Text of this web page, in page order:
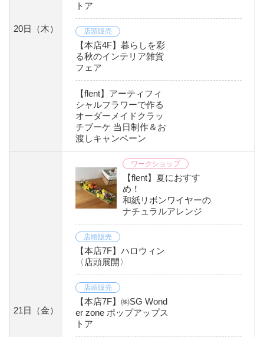
20日 （木）
トア
店頭販売
【本店4F】暮らしを彩
る秋のインテリア雑貨
フェア
【flent】アーティフィ
シャルフラワーで作る
オーダーメイドクラッ
チブーケ 当日制作＆お
渡しキャンペーン
21日 （金）
ワークショップ
【flent】夏におすす
め！
和紙リボンワイヤーの
ナチュラルアレンジ
店頭販売
【本店7F】ハロウィン
〈店頭展開〉
店頭販売
【本店7F】㈱SG Wond
er zone ポップアップス
トア